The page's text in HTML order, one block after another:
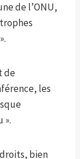
de l’ONU,
de
les
».
bien